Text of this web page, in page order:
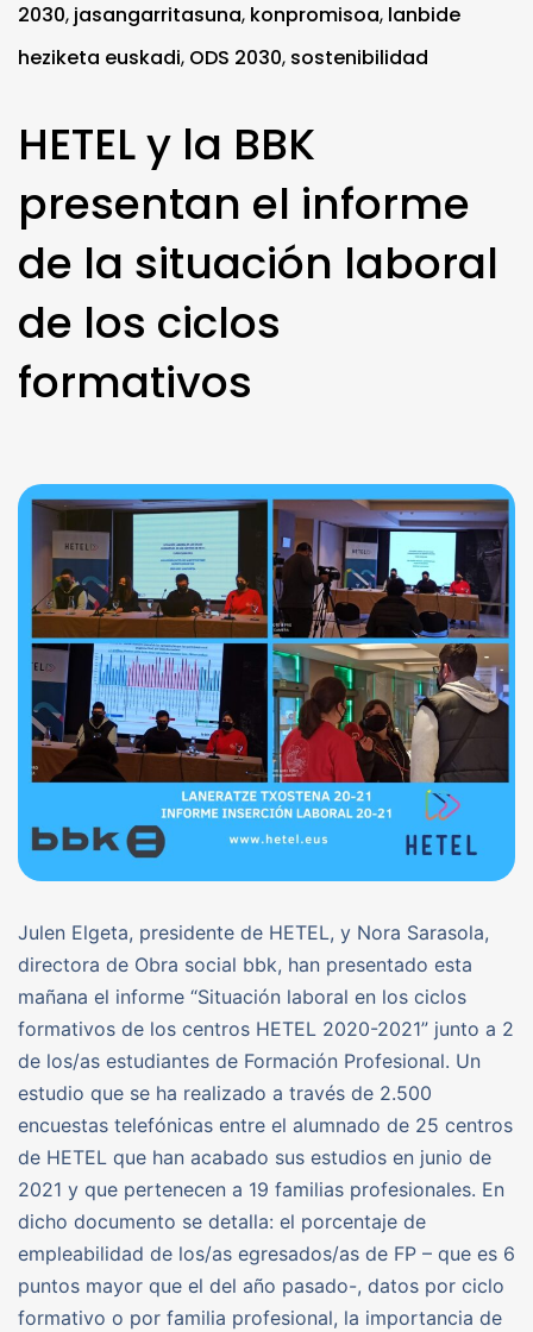
2030, jasangarritasuna, konpromisoa, lanbide
heziketa euskadi, ODS 2030, sostenibilidad
HETEL y la BBK
presentan el informe
de la situación laboral
de los ciclos
formativos
Julen Elgeta, presidente de HETEL, y Nora Sarasola,
directora de Obra social bbk, han presentado esta
mañana el informe “Situación laboral en los ciclos
formativos de los centros HETEL 2020-2021” junto a 2
de los/as estudiantes de Formación Profesional. Un
estudio que se ha realizado a través de 2.500
encuestas telefónicas entre el alumnado de 25 centros
de HETEL que han acabado sus estudios en junio de
2021 y que pertenecen a 19 familias profesionales. En
dicho documento se detalla: el porcentaje de
empleabilidad de los/as egresados/as de FP – que es 6
puntos mayor que el del año pasado-, datos por ciclo
formativo o por familia profesional, la importancia de